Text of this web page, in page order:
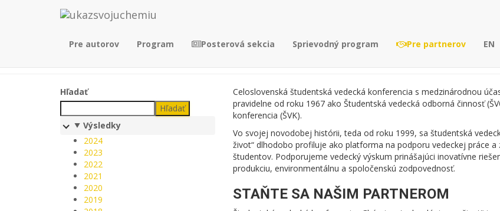
Pre autorov Program Posterová sekcia Sprievodný program Pre partnerov EN
Pre partnerov
Hľadať
Hľadať
Výsledky
2024
2023
2022
2021
2020
2019
Celoslovenská študentská vedecká konferencia s medzinárodnou
pravidelne od roku 1967 ako Študentská vedecká odborná činnosť
konferencia (ŠVK).
Vo svojej novodobej histórii, teda od roku 1999, sa študentská
život“ dlhodobo profiluje ako platforma na podporu vedeckej práce
študentov. Podporujeme vedecký výskum prinášajúci inovatívne
produkciu, environmentálnu a spoločenskú zodpovednosť.
STAŇTE SA NAŠIM PARTNEROM